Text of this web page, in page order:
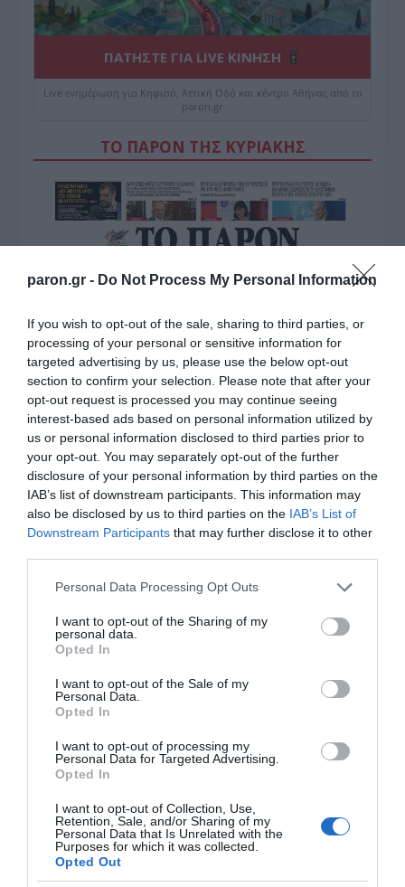
paron.gr - Do Not Process My Personal Information
If you wish to opt-out of the sale, sharing to third parties, or
processing of your personal or sensitive information for
targeted advertising by us, please use the below opt-out
section to confirm your selection. Please note that after your
opt-out request is processed you may continue seeing
interest-based ads based on personal information utilized by
us or personal information disclosed to third parties prior to
your opt-out. You may separately opt-out of the further
disclosure of your personal information by third parties on the
IAB’s list of downstream participants. This information may
also be disclosed by us to third parties on the IAB’s List of
Downstream Participants that may further disclose it to other
Please note that this website/app uses one or more Google
not limited to your visit or usage behaviour. You may click to
grant or deny consent to Google and its third-party tags to
use your data for below specified purposes in below Google
consent section.
Personal Data Processing Opt Outs
I want to opt-out of the Sharing of my
personal data.
Opted In
I want to opt-out of the Sale of my
Personal Data.
Opted In
I want to opt-out of processing my
Personal Data for Targeted Advertising.
Opted In
I want to opt-out of Collection, Use,
Retention, Sale, and/or Sharing of my
Personal Data that Is Unrelated with the
Purposes for which it was collected.
Opted Out
ΠΑΤΗΣΤΕ ΓΙΑ LIVE ΚΙΝΗΣΗ
Live ενημέρωση για Κηφισό, Αττική Οδό και κέντρο Αθήνας από το
paron.gr
ΤΟ ΠΑΡΟΝ ΤΗΣ ΚΥΡΙΑΚΗΣ
ΔΙΑΒΑΣΤΕ ΚΑΙ ΤΑ ΠΑΡΑΚΑΤΩ
LIVE: Η Θεία Λειτουργία της Μεταμορφώσεως του